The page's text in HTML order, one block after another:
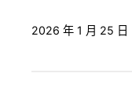
2026 年 1 月 25 日